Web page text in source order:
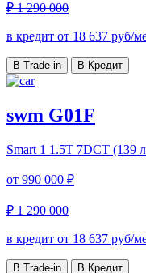
₽ 1 290 000
в кредит от 18 637 руб/
В Trade-in В Кредит
swm G01F
Smart 1 1.5T 7DCT (139
от 990 000 ₽
₽ 1 290 000
в кредит от 18 637 руб/
В Trade-in В Кредит